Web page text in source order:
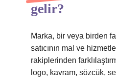
gelir?
Marka, bir veya birden
satıcının mal ve
rakiplerinden
logo, kavram, sözcük,